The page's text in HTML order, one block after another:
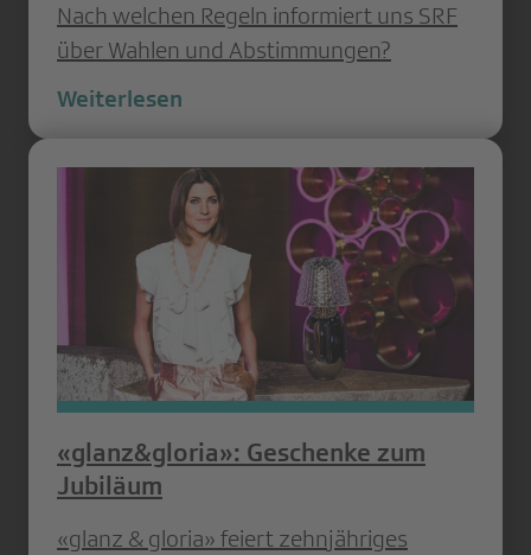
Nach welchen Regeln informiert uns SRF
über Wahlen und Abstimmungen?
Weiterlesen
«glanz&gloria»: Geschenke zum
Jubiläum
«glanz & gloria» feiert zehnjähriges